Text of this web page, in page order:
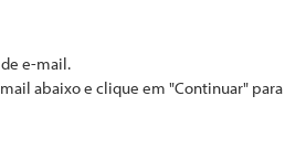
e-mail.
abaixo e clique em "Continuar" para